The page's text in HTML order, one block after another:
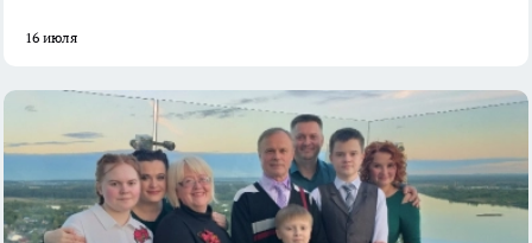
16 июля